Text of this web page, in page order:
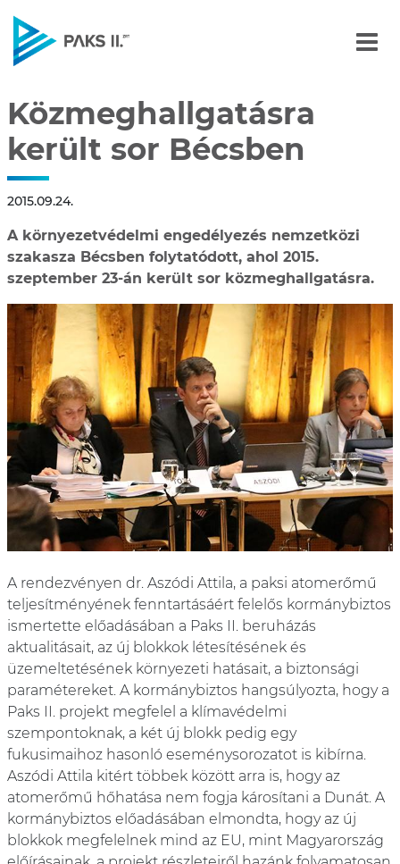
Közmeghallgatásra
Közmeghallgatásra
került sor Bécsben
2015.09.24.
A környezetvédelmi engedélyezés nemzetközi
szakasza Bécsben folytatódott, ahol 2015.
szeptember 23-án került sor közmeghallgatásra.
A rendezvényen dr. Aszódi Attila, a paksi atomerőmű
teljesítményének fenntartásáért felelős kormánybiztos
ismertette előadásában a Paks II. beruházás
aktualitásait, az új blokkok létesítésének és
üzemeltetésének környezeti hatásait, a biztonsági
paramétereket. A kormánybiztos hangsúlyozta, hogy a
Paks II. projekt megfelel a klímavédelmi
szempontoknak, a két új blokk pedig egy
fukusimaihoz hasonló eseménysorozatot is kibírna.
Aszódi Attila kitért többek között arra is, hogy az
atomerőmű hőhatása nem fogja károsítani a Dunát. A
kormánybiztos előadásában elmondta, hogy az új
blokkok megfelelnek mind az EU, mint Magyarország